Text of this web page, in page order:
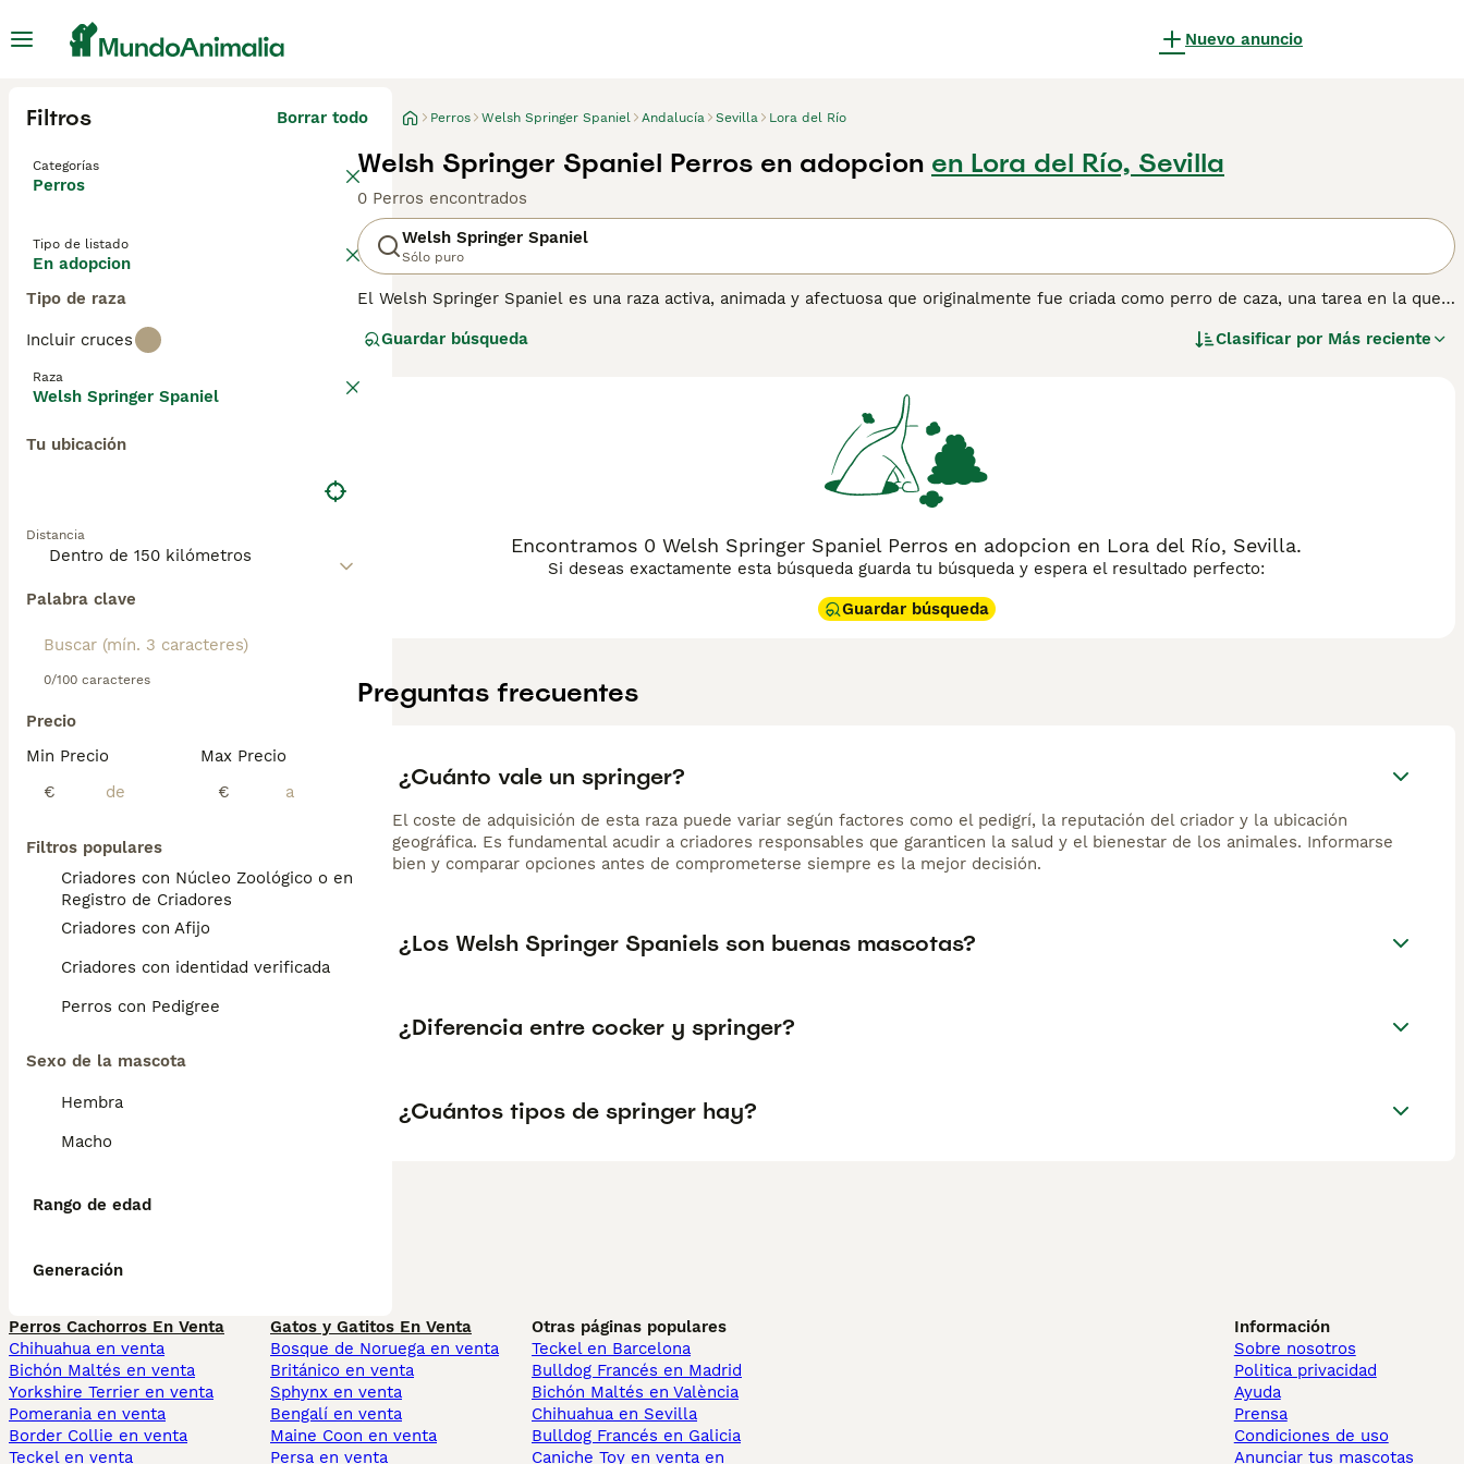
Nuevo anuncio
Filtros Borrar todo
Categorías
Perros
Tipo de listado
En adopcion
Tipo de raza
Incluir cruces
Raza
Welsh Springer Spaniel
Tu ubicación
Distancia
Palabra clave
0/100 caracteres
Precio
Min Precio
€
Max Precio
€
Filtros populares
Criadores con Núcleo Zoológico o en el
Registro de Criadores
Criadores con Afijo
Criadores con identidad verificada
Perros con Pedigree
Sexo de la mascota
Hembra
Macho
Rango de edad
Generación
Perros Welsh Springer Spaniel Andalucía Sevilla Lora del Río
Welsh Springer Spaniel Perros en adopcion en Lora del Río, Sevilla
0 Perros encontrados
Welsh Springer Spaniel
Sólo puro
El Welsh Springer Spaniel es una raza activa, animada y afectuosa que originalmente fue criada como perro de caza, una tarea en la que
los hogares de muchas personas gracias a su temperamento confiable, apariencia encantadora y el hecho de que son especialmente
Springer Spaniel para obtener información sobre esta raza de perro.
Guardar búsqueda Clasificar por Más reciente
Encontramos 0 Welsh Springer Spaniel Perros en adopcion en Lora del Río, Sevilla.
Si deseas exactamente esta búsqueda guarda tu búsqueda y espera el resultado perfecto:
Guardar búsqueda
Preguntas frecuentes
¿Cuánto vale un springer?
El coste de adquisición de esta raza puede variar según factores como el pedigrí, la reputación del criador y la ubicación
geográfica. Es fundamental acudir a criadores responsables que garanticen la salud y el bienestar de los animales. Informarse
bien y comparar opciones antes de comprometerse siempre es la mejor decisión.
¿Los Welsh Springer Spaniels son buenas mascotas?
¿Diferencia entre cocker y springer?
¿Cuántos tipos de springer hay?
Perros Cachorros En Venta
Chihuahua en venta
Bichón Maltés en venta
Yorkshire Terrier en venta
Pomerania en venta
Border Collie en venta
Teckel en venta
Gatos y Gatitos En Venta
Bosque de Noruega en venta
Británico en venta
Sphynx en venta
Bengalí en venta
Maine Coon en venta
Persa en venta
Otras páginas populares
Teckel en Barcelona
Bulldog Francés en Madrid
Bichón Maltés en València
Chihuahua en Sevilla
Bulldog Francés en Galicia
Caniche Toy en venta en
Información
Sobre nosotros
Politica privacidad
Ayuda
Prensa
Condiciones de uso
Anunciar tus mascotas